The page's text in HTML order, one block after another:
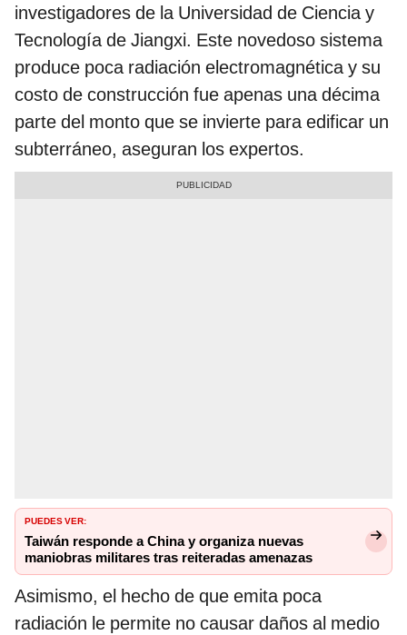
investigadores de la Universidad de Ciencia y
Tecnología de Jiangxi. Este novedoso sistema
produce poca radiación electromagnética y su
costo de construcción fue apenas una décima
parte del monto que se invierte para edificar un
subterráneo, aseguran los expertos.
PUEDES VER:
Taiwán responde a China y organiza nuevas
maniobras militares tras reiteradas amenazas
Asimismo, el hecho de que emita poca
radiación le permite no causar daños al medio